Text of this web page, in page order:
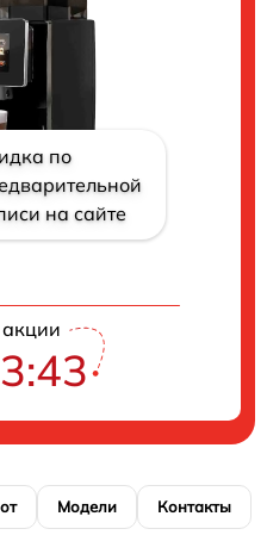
по
на сайте
Модели Контакты